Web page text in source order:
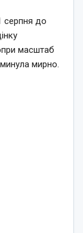
серпня до
масштаб
мирно.